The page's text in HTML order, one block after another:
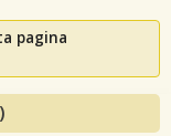
pagina